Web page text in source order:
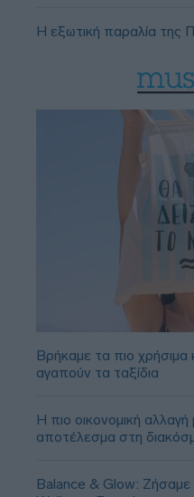
Η εξωτική παραλία της
Βρήκαμε τα πιο χρήσιμα
αγαπούν τα ταξίδια
Η πιο οικονομική
αποτέλεσμα στη
Balance & Glow: